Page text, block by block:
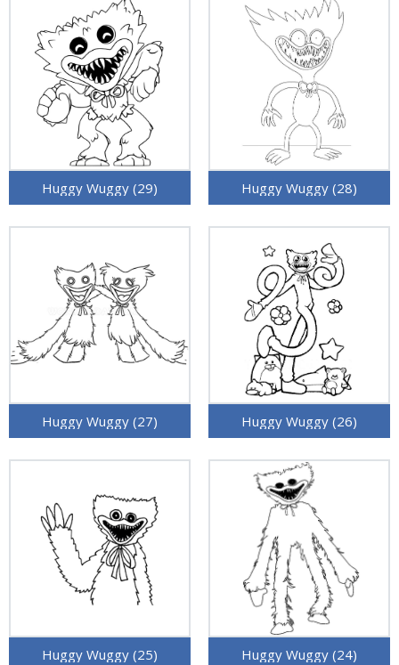
Huggy Wuggy (29) Huggy Wuggy (28)
Huggy Wuggy (27) Huggy Wuggy (26)
Huggy Wuggy (25) Huggy Wuggy (24)